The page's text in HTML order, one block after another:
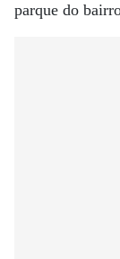
parque do